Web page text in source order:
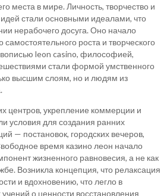
места в мире. Личность, творчество и
стали основными идеалами, что
нерабочего досуга. Оно начало
самостоятельного роста и творческого
leon casino, философией,
стали формой умственного
высшим слоям, но и людям из
центров, укрепление коммерции и
условия для создания ранних
— постановок, городских вечеров,
время казино леон начало
жизненного равновесия, а не как
Возникла концепция, что релаксация
и вдохновению, что легло в
о ценности восстановления